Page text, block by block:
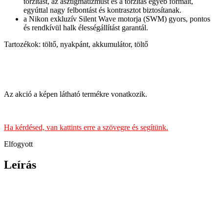
egyúttal nagy felbontást és kontrasztot biztosítanak.
a Nikon exkluzív Silent Wave motorja (SWM) gyors, pontos
és rendkívül halk élességállítást garantál.
Tartozékok: töltő, nyakpánt, akkumulátor, töltő
Az akció a képen látható termékre vonatkozik.
Ha kérdésed, van kattints erre a szövegre és segítünk.
Elfogyott
Leírás